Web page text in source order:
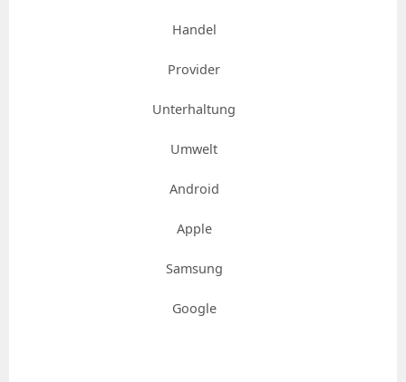
Handel
Provider
Unterhaltung
Umwelt
Android
Apple
Samsung
Google